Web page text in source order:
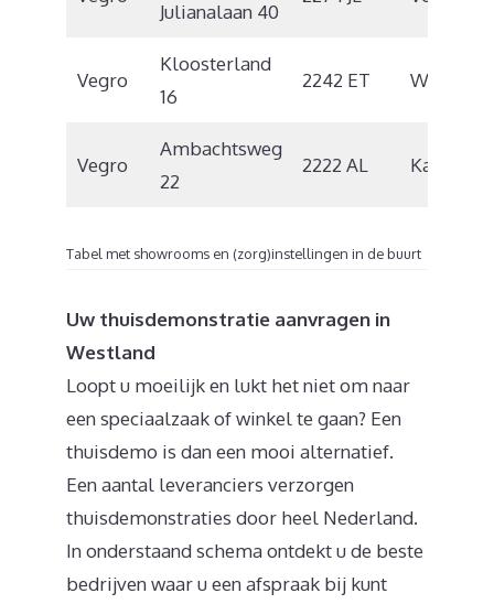
Julianalaan 40
Vegro
Kloosterland
16
2242 ET
Vegro
Ambachtsweg
22
2222 AL Katwijk
Tabel met showrooms en (zorg)instellingen in de buurt
Uw thuisdemonstratie aanvragen in
Westland
Loopt u moeilijk en lukt het niet om naar
een speciaalzaak of winkel te gaan? Een
thuisdemo is dan een mooi alternatief.
Een aantal leveranciers verzorgen
thuisdemonstraties door heel Nederland.
In onderstaand schema ontdekt u de beste
bedrijven waar u een afspraak bij kunt